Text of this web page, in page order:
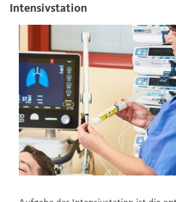
Intensivstation